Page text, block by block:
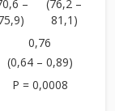
–
(76,2 –
81,1)
0,76
(0,64 – 0,89)
P = 0,0008